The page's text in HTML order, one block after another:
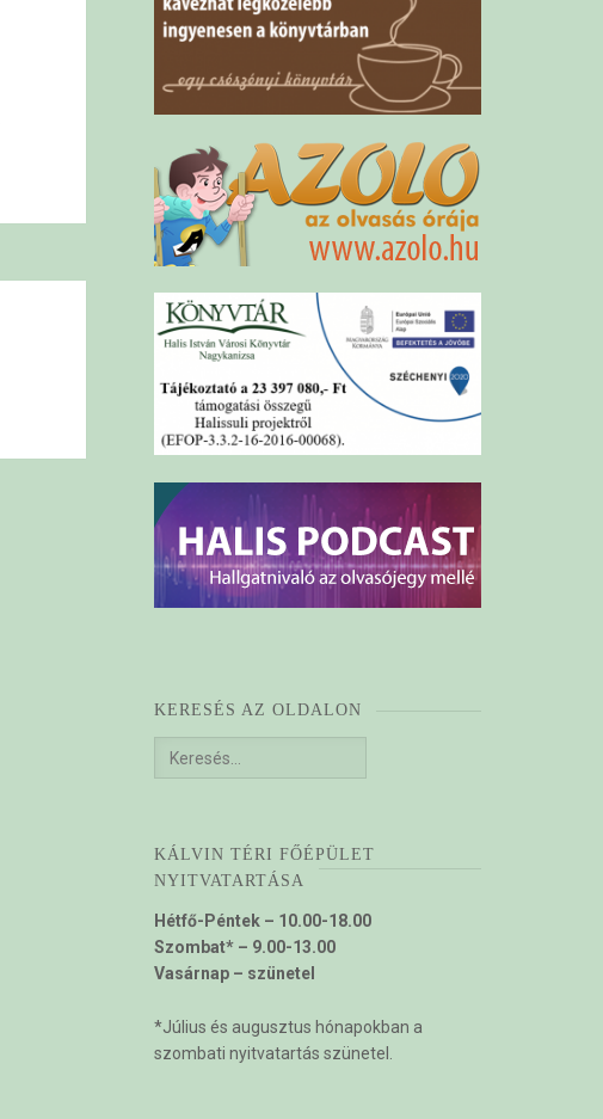
KERESÉS AZ OLDALON
Keresés:
KÁLVIN TÉRI FŐÉPÜLET
NYITVATARTÁSA
Hétfő-Péntek – 10.00-18.00
Szombat* – 9.00-13.00
Vasárnap – szünetel
*Július és augusztus hónapokban a
szombati nyitvatartás szünetel.